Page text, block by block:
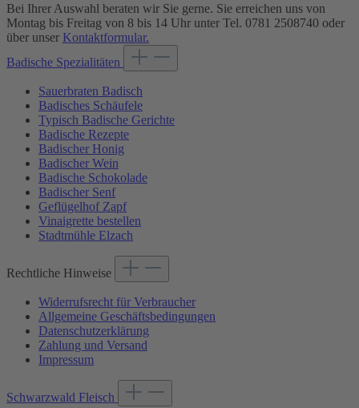
Bei Ihrer Auswahl beraten wir Sie gerne. Sie erreichen uns von
Montag bis Freitag von 8 bis 14 Uhr unter Tel. 0781 2508740 oder
über unser Kontaktformular.
Badische Spezialitäten
Sauerbraten Badisch
Badisches Schäufele
Typisch Badische Gerichte
Badische Rezepte
Badischer Honig
Badischer Wein
Badische Schokolade
Badischer Senf
Geflügelhof Zapf
Vinaigrette bestellen
Stadtmühle Elzach
Rechtliche Hinweise
Widerrufsrecht für Verbraucher
Allgemeine Geschäftsbedingungen
Datenschutzerklärung
Zahlung und Versand
Impressum
Schwarzwald Fleisch